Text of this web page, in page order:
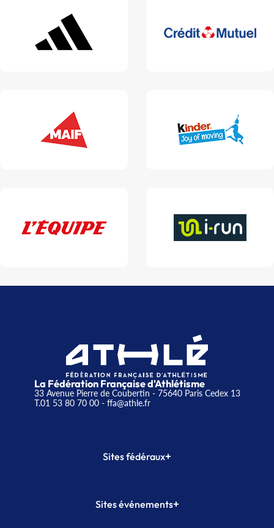
La Fédération Française d'Athlétisme
33 Avenue Pierre de Coubertin - 75640 Paris Cedex 13
T.01 53 80 70 00- ffa@athle.fr
Sites fédéraux+
Plateforme Formation
Sites événements+